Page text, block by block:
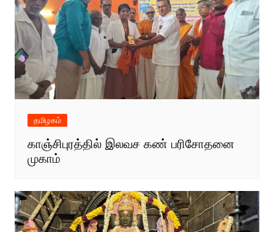
தமிழகம்
காஞ்சிபுரத்தில் இலவச கண் பரிசோதனை
முகாம்